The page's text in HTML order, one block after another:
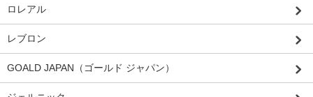
ロレアル
レブロン
GOALD JAPAN（ゴールド ジャパン）